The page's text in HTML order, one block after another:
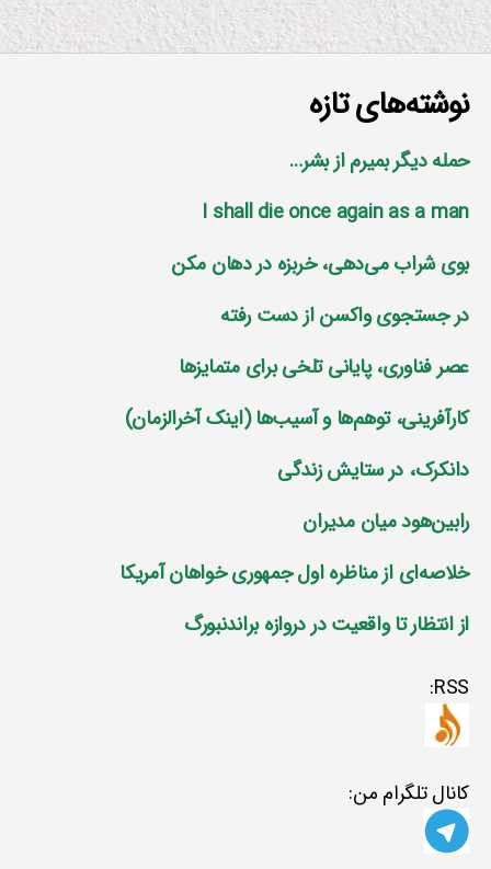
نوشته‌های تازه
حمله دیگر بمیرم از بشر…
I shall die once again as a man
بوی شراب می‌دهی، خربزه در دهان مکن
در جستجوی واکسن از دست رفته
عصر فناوری، پایانی تلخی برای متمایز‌ها
کارآفرینی، توهم‌ها و آسیب‌ها (اینک آخرالزمان)
دانکرک، در ستایش زندگی
رابین‌هود میان مدیران
خلاصه‌ای از مناظره اول جمهوری خواهان آمریکا
از انتظار تا واقعیت در دروازه براندنبورگ
RSS:
کانال تلگرام من: